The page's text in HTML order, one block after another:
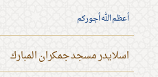
أعظم الله أجوركم
اسلايدر مسجد جمكران المبارك